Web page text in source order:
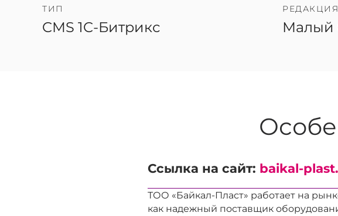
ТИП
CMS 1C-Битрикс
РЕДАКЦИЯ
Малый
Ссылка на сайт: baikal-
ТОО «Байкал-Пласт» работает на
как надежный поставщик